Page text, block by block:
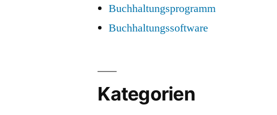
Buchhaltungsprogramm
Buchhaltungssoftware
Kategorien